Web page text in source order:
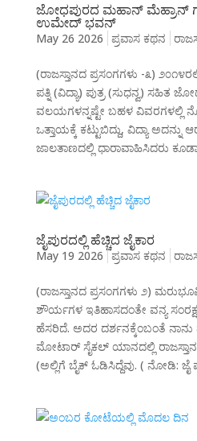
ಜೋಧಪುರದ ಮಹಾನ್ ಮೆಹ್ರಾನ್
ಉಮೇದ್ ಭವನ್
May 26 2026 ಪ್ರವಾಸ ಕಥನ
(ರಾಜಸ್ತಾನದ ಪ್ರಸಂಗಗಳು -೩)
ಪತ್ನಿ (ವಿದ್ಯಾ) ಪುತ್ರ (ಸುಧನ್ವ) ಸಹಿತ
ವಲಯಗಳನ್ನಷ್ಟೇ ಬಹಳ ವಿವರಗಳಲ್ಲಿ
ಒತ್ತಾಯಕ್ಕೆ ಕಟ್ಟುಬಿದ್ದು, ವಿದ್ಯಾ
ಜಾಲತಾಣದಲ್ಲಿ ಧಾರಾವಾಹಿಸಿದರು
ಜೈಪುರದಲ್ಲಿ ಹೆಚ್ಚಿದ ಜೈಕಾರ
May 19 2026 ಪ್ರವಾಸ ಕಥನ
(ರಾಜಸ್ತಾನದ ಪ್ರಸಂಗಗಳು ೨)
ಶೌರ್ಯಗಳ ಇತಿಹಾಸದಂತೇ ವನ್ಯ
ಹೆಸರಿದೆ. ಅದರ ದರ್ಶನಕ್ಕೆಂಬಂತೆ ನಾನು
ಮೋಟಾರ್ ಸೈಕಲ್ ಯಾನದಲ್ಲಿ
(ಅಲ್ಲಿಗೆ ಬೈಕ್ ಓಡಿಸಿದ್ದೆವು. ( ನೋಡಿ: ಜೈ